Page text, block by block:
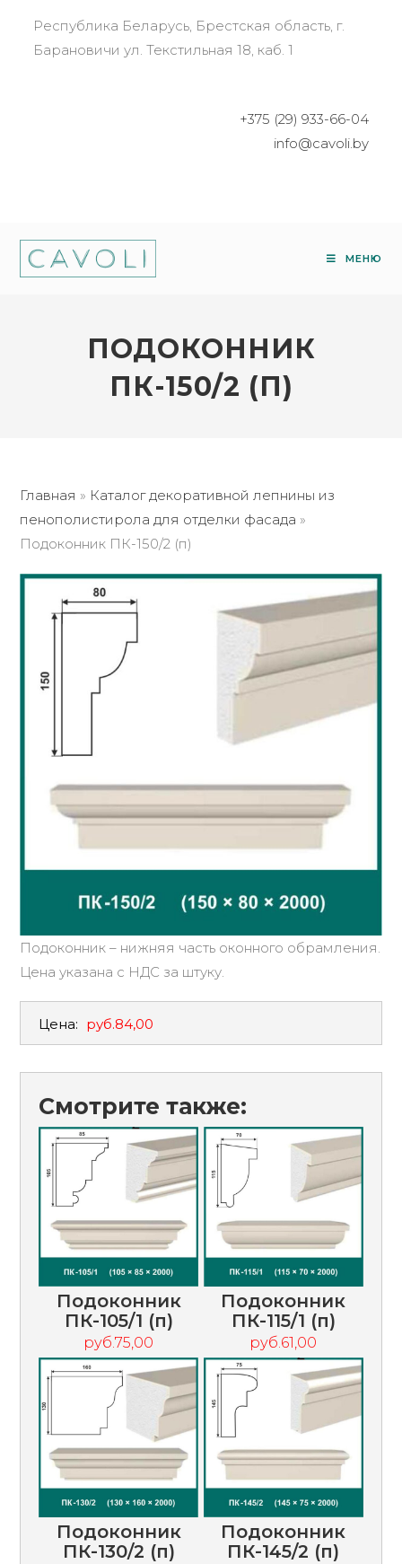
Республика Беларусь, Брестская область, г.
Барановичи ул. Текстильная 18, каб. 1
+375 (29) 933-66-04
info@cavoli.by
МЕНЮ
ПОДОКОННИК
ПК-150/2 (П)
Главная » Каталог декоративной лепнины из
пенополистирола для отделки фасада »
Подоконник ПК-150/2 (п)
Подоконник – нижняя часть оконного обрамления.
Цена указана с НДС за штуку.
Цена: руб.84,00
Смотрите также:
Подоконник
ПК-105/1 (п)
руб.75,00
Подоконник
ПК-115/1 (п)
руб.61,00
Подоконник
ПК-130/2 (п)
Подоконник
ПК-145/2 (п)